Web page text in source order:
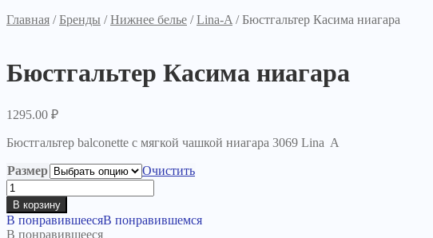
Главная /Бренды /Нижнее белье /Lina-A /Бюстгальтер Касима ниагара
Бюстгальтер Касима ниагара
1295.00 ₽
Бюстгальтер balconette с мягкой чашкой ниагара 3069 Lina A
Размер
Очистить
Количество
товара
Бюстгальтер
Касима
В корзину
В понравившеесяВ понравившемся
В понравившееся